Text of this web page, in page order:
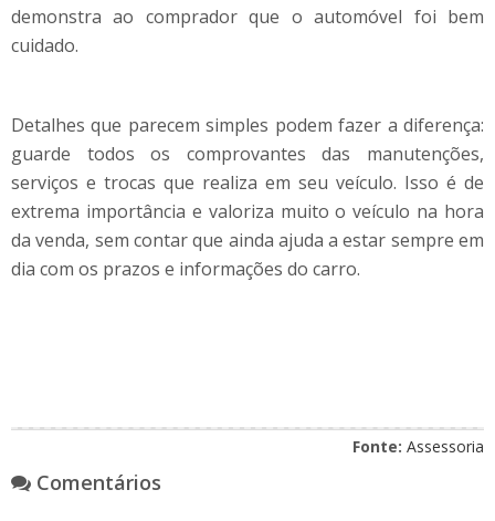
demonstra ao comprador que o automóvel foi bem
cuidado.
Detalhes que parecem simples podem fazer a diferença:
guarde todos os comprovantes das manutenções,
serviços e trocas que realiza em seu veículo. Isso é de
extrema importância e valoriza muito o veículo na hora
da venda, sem contar que ainda ajuda a estar sempre em
dia com os prazos e informações do carro.
Fonte: Assessoria
Comentários